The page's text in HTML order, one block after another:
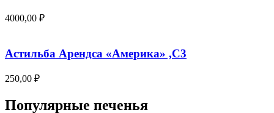
4000,00 ₽
Астильба Арендса «Америка» ,С3
250,00 ₽
Популярные печенья